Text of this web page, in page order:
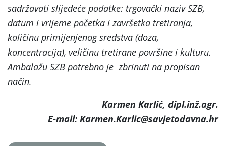
sadržavati slijedeće podatke: trgovački naziv SZB,
datum i vrijeme početka i završetka tretiranja,
količinu primijenjenog sredstva (doza,
koncentracija), veličinu tretirane površine i kulturu.
Ambalažu SZB potrebno je zbrinuti na propisan
način.
Karmen Karlić, dipl.inž.agr.
E-mail: Karmen.Karlic@savjetodavna.hr